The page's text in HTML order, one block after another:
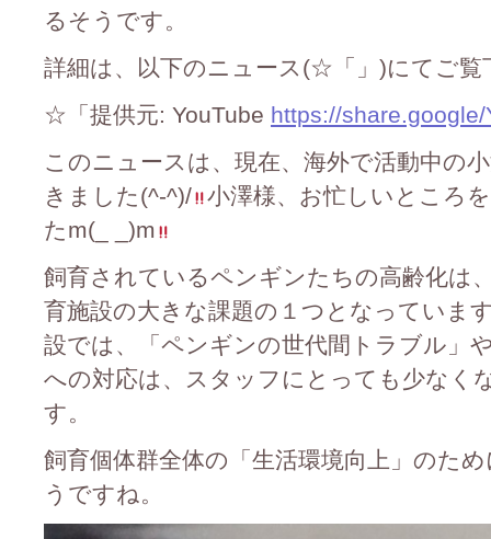
るそうです。
詳細は、以下のニュース(☆「」)にてご覧
☆「提供元: YouTube https://
このニュースは、現在、海外で活動中の
きました(^-^)/
小澤様、お忙しいところ
たm(_ _)m
飼育されているペンギンたちの高齢化は
育施設の大きな課題の１つとなっていま
設では、「ペンギンの世代間トラブル」
への対応は、スタッフにとっても少なく
す。
飼育個体群全体の「生活環境向上」のた
うですね。